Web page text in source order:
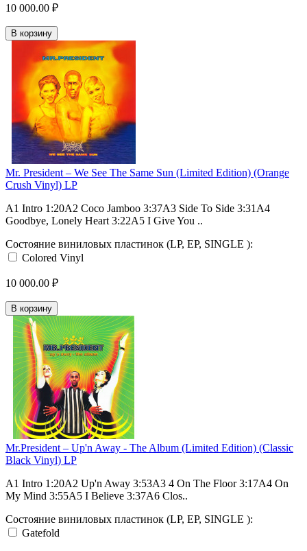
10 000.00 ₽
В корзину
Mr. President – We See The Same Sun (Limited Edition) (Orange
Crush Vinyl) LP
A1 Intro 1:20A2 Coco Jamboo 3:37A3 Side To Side 3:31A4
Goodbye, Lonely Heart 3:22A5 I Give You ..
Состояние виниловых пластинок (LP, EP, SINGLE ):
Colored Vinyl
10 000.00 ₽
В корзину
Mr.President – Up'n Away - The Album (Limited Edition) (Classic
Black Vinyl) LP
A1 Intro 1:20A2 Up'n Away 3:53A3 4 On The Floor 3:17A4 On
My Mind 3:55A5 I Believe 3:37A6 Clos..
Состояние виниловых пластинок (LP, EP, SINGLE ):
Gatefold